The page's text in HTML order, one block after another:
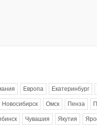
Европа Екатеринбург
Новосибирск Омск Пенза
Чувашия Якутия